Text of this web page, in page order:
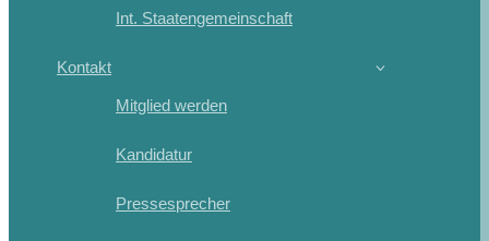
Int. Staatengemeinschaft
Kontakt
Mitglied werden
Kandidatur
Pressesprecher